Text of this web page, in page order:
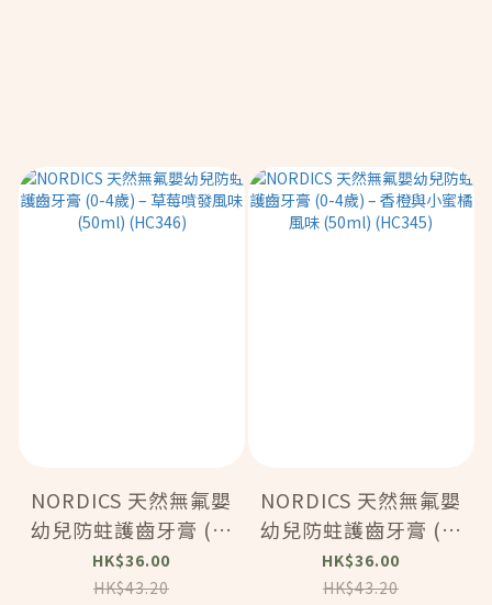
NORDICS 天然無氟嬰
幼兒防蛀護齒牙膏 (0-
4歲) – 草莓噴發風味
(50ml) (HC346)
HK$36.00
HK$43.20
NORDICS 天然無氟嬰
幼兒防蛀護齒牙膏 (0-
4歲) – 香橙與小蜜橘
風味 (50ml) (HC345)
HK$36.00
HK$43.20